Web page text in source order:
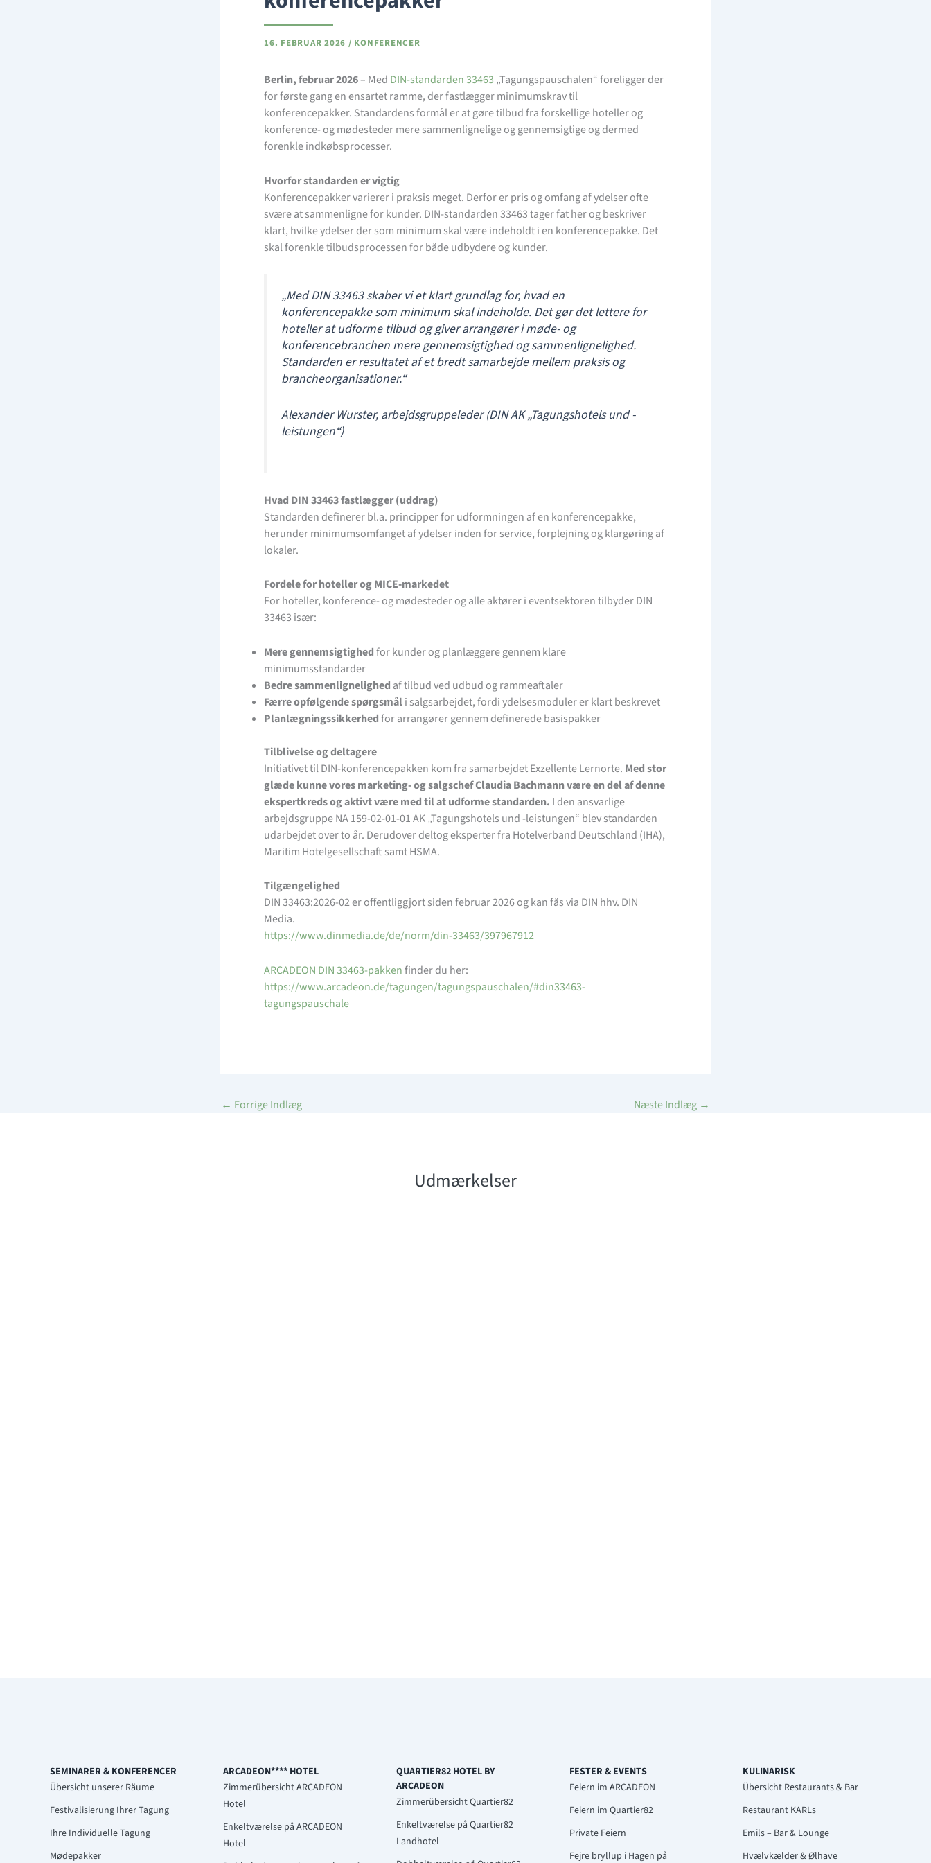
16. FEBRUAR 2026 / KONFERENCER
Berlin, februar 2026– Med DIN-standarden 33463 „Tagungspauschalen“ foreligger der
for første gang en ensartet ramme, der fastlægger minimumskrav til
konferencepakker. Standardens formål er at gøre tilbud fra forskellige hoteller og
konference- og mødesteder mere sammenlignelige og gennemsigtige og dermed
forenkle indkøbsprocesser.
Hvorfor standarden er vigtig
Konferencepakker varierer i praksis meget. Derfor er pris og omfang af ydelser ofte
svære at sammenligne for kunder. DIN-standarden 33463 tager fat her og beskriver
klart, hvilke ydelser der som minimum skal være indeholdt i en konferencepakke. Det
skal forenkle tilbudsprocessen for både udbydere og kunder.
„Med DIN 33463 skaber vi et klart grundlag for, hvad en
konferencepakke som minimum skal indeholde. Det gør det lettere for
hoteller at udforme tilbud og giver arrangører i møde- og
konferencebranchen mere gennemsigtighed og sammenlignelighed.
Standarden er resultatet af et bredt samarbejde mellem praksis og
brancheorganisationer.“
Alexander Wurster, arbejdsgruppeleder (DIN AK „Tagungshotels und -
leistungen“)
Hvad DIN 33463fastlægger(uddrag)
Standarden definerer bl.a. principper for udformningen af en konferencepakke,
herunder minimumsomfanget af ydelser inden for service, forplejning og klargøring af
lokaler.
Fordele for hoteller og MICE-markedet
For hoteller, konference- og mødesteder og alle aktører i eventsektoren tilbyder DIN
33463 især:
Mere gennemsigtighedfor kunder og planlæggere gennem klare
minimumsstandarder
Bedre sammenlignelighed af tilbud ved udbud og rammeaftaler
Færre opfølgende spørgsmåli salgsarbejdet, fordi ydelsesmoduler er klart beskrevet
Planlægningssikkerhedfor arrangører gennem definerede basispakker
Tilblivelse og deltagere
Initiativet til DIN-konferencepakken kom fra samarbejdet Exzellente Lernorte. Med stor
glæde kunne vores marketing- og salgschef Claudia Bachmann være en del af denne
ekspertkreds og aktivt være med til at udforme standarden. I den ansvarlige
arbejdsgruppe NA 159-02-01-01 AK „Tagungshotels und -leistungen“ blev standarden
udarbejdet over to år. Derudover deltog eksperter fra Hotelverband Deutschland (IHA),
Maritim Hotelgesellschaft samt HSMA.
Tilgængelighed
DIN 33463:2026-02 er offentliggjort siden februar 2026 og kan fås via DIN hhv. DIN
Media.
https://www.dinmedia.de/de/norm/din-33463/397967912
ARCADEON DIN 33463-pakkenfinder du her:
https://www.arcadeon.de/tagungen/tagungspauschalen/#din33463-
tagungspauschale
← Forrige Indlæg Næste Indlæg →
Udmærkelser
SEMINARER & KONFERENCER
Übersicht unserer Räume
Festivalisierung Ihrer Tagung
Ihre Individuelle Tagung
Mødepakker
ARCADEON**** HOTEL
Zimmerübersicht ARCADEON
Hotel
Enkeltværelse på ARCADEON
Hotel
QUARTIER82 HOTEL BY
ARCADEON
Zimmerübersicht Quartier82
Enkeltværelse på Quartier82
Landhotel
FESTER & EVENTS
Feiern im ARCADEON
Feiern im Quartier82
Private Feiern
Fejre bryllup i Hagen på
KULINARISK
Übersicht Restaurants & Bar
Restaurant KARLs
Emils – Bar & Lounge
Hvælvkælder & Ølhave